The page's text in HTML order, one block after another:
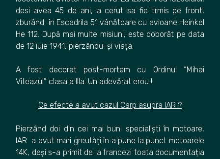
desi avea 45 de ani, a cerut sa fie trmis pe front,
zburând în Escadrila 51 vânătoare cu avioane Heinkel
He 112. După mai multe misiuni, este doborât pe data
de 12 iuie 1941, pierzându-și viața.
A fost decorat post-mortem cu Ordinul “Mihai
Viteazul” clasa a IIIa. Un adevărat erou !
Ce efecte a avut cazul Carp asupra IAR ?
Pierzând doi din cei mai buni specialiști în motoare,
IAR a avut mari greutăți în a pune la punct motoarele
14K, deși s-a primit de la francezi toata documentația